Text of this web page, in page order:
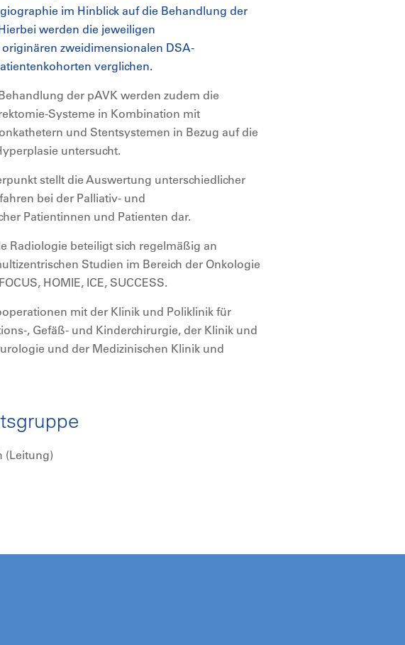
im Hinblick auf die Behandlung der
werden die jeweiligen
zweidimensionalen DSA-
verglichen.
der pAVK werden zudem die
Systeme in Kombination mit
und Stentsystemen in Bezug auf die
untersucht.
stellt die Auswertung unterschiedlicher
bei der Palliativ- und
Patientinnen und Patienten dar.
Radiologie beteiligt sich regelmäßig an
Studien im Bereich der Onkologie
HOMIE, ICE, SUCCESS.
mit der Klinik und Poliklinik für
, Gefäß- und Kinderchirurgie, der Klinik und
und der Medizinischen Klinik und
(Leitung)